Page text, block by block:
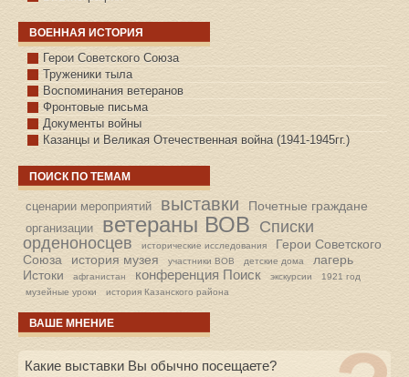
ВОЕННАЯ ИСТОРИЯ
С.КАЗАНСКОЕ
Герои Советского Союза
Труженики тыла
Воспоминания ветеранов
Фронтовые письма
Документы войны
Казанцы и Великая Отечественная война (1941-1945гг.)
ПОИСК ПО ТЕМАМ
сценарии мероприятий выставки Почетные граждане
организации ветераны ВОВ Списки
орденоносцев
исторические исследования
Герои Советского
Союза
история музея участники ВОВ детские дома
лагерь
Истоки
афганистан конференция Поиск экскурсии
1921 год
музейные уроки
история Казанского района
ВАШЕ МНЕНИЕ
Какие выставки Вы обычно посещаете?